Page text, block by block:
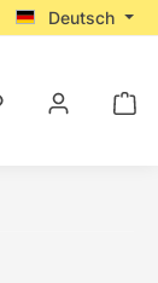
Deutsch